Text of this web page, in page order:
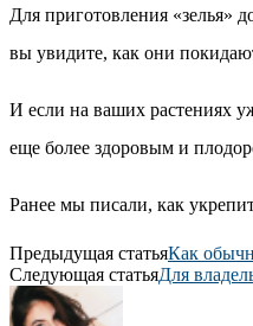
Для приготовления «зелья»
вы увидите, как они
И если на ваших растениях
еще более здоровым и
Ранее мы писали, как
Предыдущая статьяКак
Следующая статьяДля